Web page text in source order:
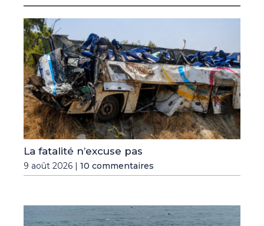
La fatalité n’excuse pas
9 août 2026 | 10 commentaires